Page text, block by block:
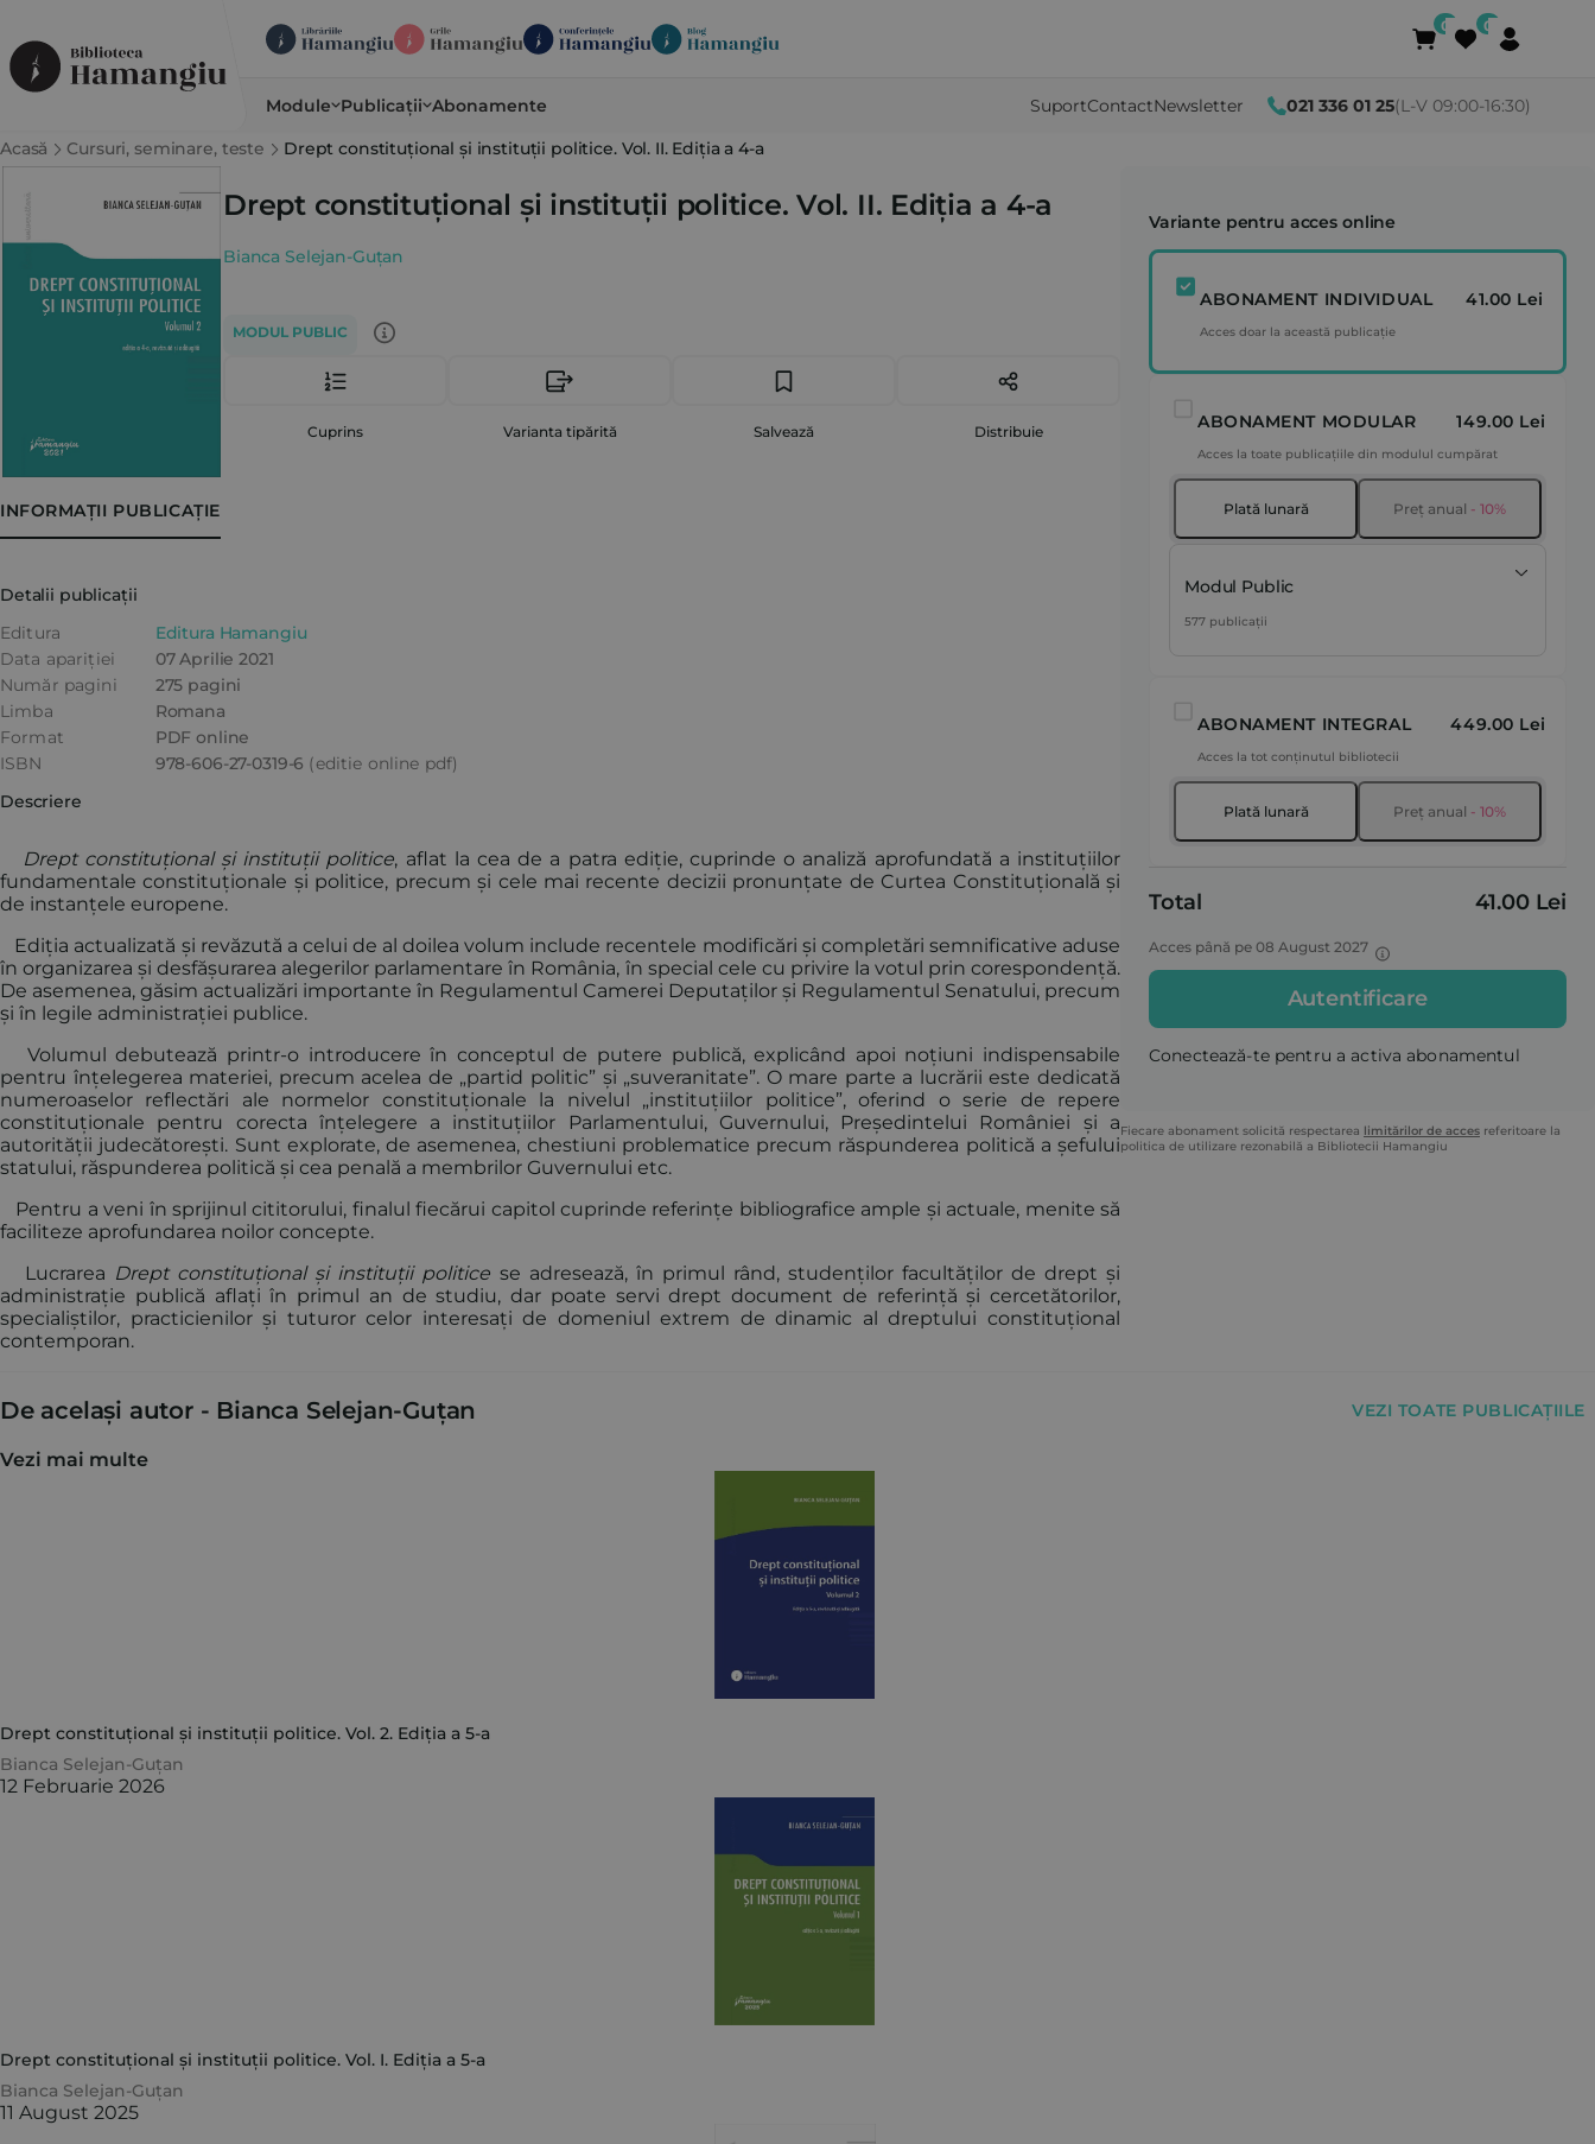
Module Publicații Abonamente SuportContactNewsletter 021 336 01 25(L-V 09:00-16:30)
Acasă Cursuri, seminare, teste Drept constituțional și instituții politice. Vol. II. Ediția a 4-a
Drept constituțional și instituții politice. Vol. II. Ediția a 4-a
Bianca Selejan-Guțan
MODUL PUBLIC
Cuprins Varianta tipărită Salvează Distribuie
INFORMAȚII PUBLICAȚIE
Detalii publicații
Editura
Editura Hamangiu
Data apariției
07 Aprilie 2021
Număr pagini
275 pagini
Limba
Romana
Format
PDF online
ISBN
978-606-27-0319-6 (editie online pdf)
Descriere
Drept constituțional și instituții politice, aflat la cea de a patra ediție, cuprinde o analiză aprofundată a instituțiilor
fundamentale constituționale și politice, precum și cele mai recente decizii pronunțate de Curtea Constituțională și
de instanțele europene.
Ediția actualizată și revăzută a celui de al doilea volum include recentele modificări și completări semnificative aduse
în organizarea și desfășurarea alegerilor parlamentare în România, în special cele cu privire la votul prin corespondență.
De asemenea, găsim actualizări importante în Regulamentul Camerei Deputaților și Regulamentul Senatului, precum
și în legile administrației publice.
Volumul debutează printr-o introducere în conceptul de putere publică, explicând apoi noțiuni indispensabile
pentru înțelegerea materiei, precum acelea de „partid politic” și „suveranitate”. O mare parte a lucrării este dedicată
numeroaselor reflectări ale normelor constituționale la nivelul „instituțiilor politice”, oferind o serie de repere
constituționale pentru corecta înțelegere a instituțiilor Parlamentului, Guvernului, Președintelui României și a
autorității judecătorești. Sunt explorate, de asemenea, chestiuni problematice precum răspunderea politică a șefului
statului, răspunderea politică și cea penală a membrilor Guvernului etc.
Pentru a veni în sprijinul cititorului, finalul fiecărui capitol cuprinde referințe bibliografice ample și actuale, menite să
faciliteze aprofundarea noilor concepte.
Lucrarea Drept constituțional și instituții politice se adresează, în primul rând, studenților facultăților de drept și
administrație publică aflați în primul an de studiu, dar poate servi drept document de referință și cercetătorilor,
specialiștilor, practicienilor și tuturor celor interesați de domeniul extrem de dinamic al dreptului constituțional
contemporan.
Variante pentru acces online
ABONAMENT INDIVIDUAL 41.00 Lei
Acces doar la această publicație
ABONAMENT MODULAR 149.00 Lei
Acces la toate publicațiile din modulul cumpărat
Plată lunară Preț anual - 10%
Modul Public
577 publicații
ABONAMENT INTEGRAL 449.00 Lei
Acces la tot conținutul bibliotecii
Plată lunară Preț anual - 10%
Total 41.00 Lei
Acces până pe 08 August 2027
Autentificare
Conectează-te pentru a activa abonamentul
Fiecare abonament solicită respectarea limitărilor de acces referitoare la
politica de utilizare rezonabilă a Bibliotecii Hamangiu
De același autor - Bianca Selejan-Guțan VEZI TOATE PUBLICAȚIILE
Vezi mai multe
Drept constituțional și instituții politice. Vol. 2. Ediția a 5-a
Bianca Selejan-Guțan
12 Februarie 2026
Drept constituțional și instituții politice. Vol. I. Ediția a 5-a
Bianca Selejan-Guțan
11 August 2025